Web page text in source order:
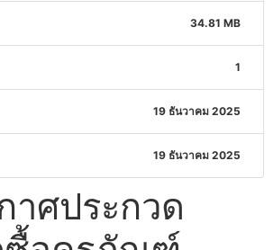
34.81 MB
1
19 ธันวาคม 2025
19 ธันวาคม 2025
าศประกวด